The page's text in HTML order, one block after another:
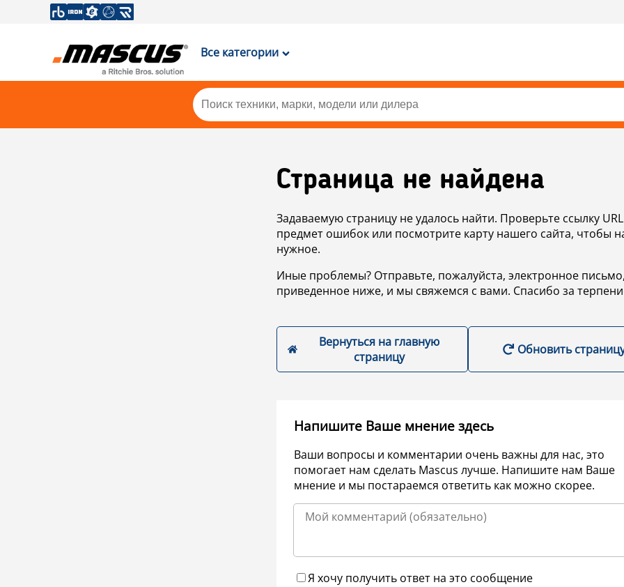
Все категории
Страница не найдена
Задаваемую страницу не удалось найти. Проверьте ссылку
предмет ошибок или посмотрите карту нашего сайта, чтобы
нужное.
Иные проблемы? Отправьте, пожалуйста, электронное
приведенное ниже, и мы свяжемся с вами. Спасибо за
Вернуться на главную
страницу
Обновить
Напишите Ваше мнение здесь
Ваши вопросы и комментарии очень важны для нас, это
помогает нам сделать Mascus лучше. Напишите нам Ваше
мнение и мы постараемся ответить как можно скорее.
Я хочу получить ответ на это сообщение